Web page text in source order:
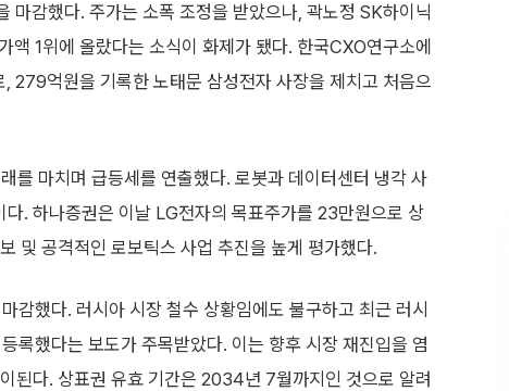
감했다. 주가는 소폭 조정을 받았으나, 곽노정 SK하이닉
1위에 올랐다는 소식이 화제가 됐다. 한국CXO연구소에
279억원을 기록한 노태문 삼성전자 사장을 제치고 처음으
마치며 급등세를 연출했다. 로봇과 데이터센터 냉각 사
. 하나증권은 이날 LG전자의 목표주가를 23만원으로 상
및 공격적인 로보틱스 사업 추진을 높게 평가했다.
했다. 러시아 시장 철수 상황임에도 불구하고 최근 러시
록했다는 보도가 주목받았다. 이는 향후 시장 재진입을 염
된다. 상표권 유효 기간은 2034년 7월까지인 것으로 알려